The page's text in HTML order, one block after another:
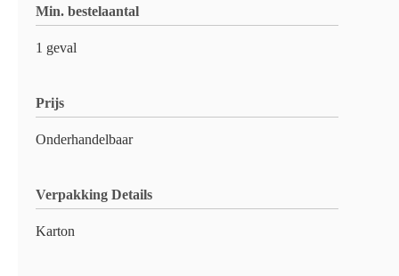
Min. bestelaantal
1 geval
Prijs
Onderhandelbaar
Verpakking Details
Karton